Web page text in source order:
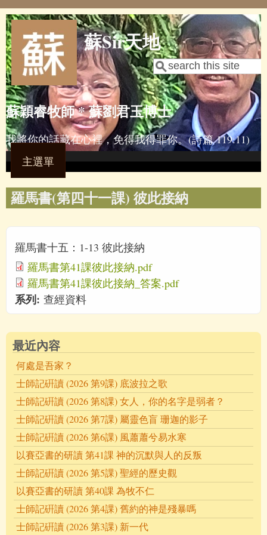
Skip to main content
蘇Sir天地
Search form
Search
蘇穎睿牧師 * 蘇劉君玉博士
我將你的話藏在心裡，免得我得罪你。(詩篇 119:11)
主選單
羅馬書(第四十一課) 彼此接納
羅馬書十五：1-13 彼此接納
羅馬書第41課彼此接納.pdf
羅馬書第41課彼此接納_答案.pdf
系列: 查經資料
最近內容
何處是吾家？
士師記硏讀 (2026 第9課) 底波拉之歌
士師記硏讀 (2026 第8課) 女人，你的名字是弱者？
士師記硏讀 (2026 第7課) 屬靈色盲 珊迦的影子
士師記硏讀 (2026 第6課) 風蕭蕭兮易水寒
以賽亞書的研讀 第41課 神的沉默與人的反叛
士師記硏讀 (2026 第5課) 聖經的歷史觀
以賽亞書的研讀 第40課 為牧不仁
士師記硏讀 (2026 第4課) 舊約的神是殘暴嗎
士師記硏讀 (2026 第3課) 新一代